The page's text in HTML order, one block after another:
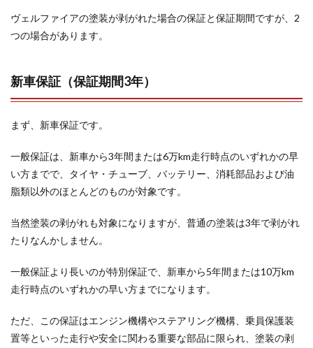
ヴェルファイアの塗装が剥がれた場合の保証と保証期間ですが、2
つの場合があります。
新車保証（保証期間3年）
まず、新車保証です。
一般保証は、新車から3年間または6万km走行時点のいずれかの早
い方までで、タイヤ・チューブ、バッテリー、消耗部品および油
脂類以外のほとんどのものが対象です。
当然塗装の剥がれも対象になりますが、普通の塗装は3年で剥がれ
たりなんかしません。
一般保証より長いのが特別保証で、新車から5年間または10万km
走行時点のいずれかの早い方までになります。
ただ、この保証はエンジン機構やステアリング機構、乗員保護装
置等といった走行や安全に関わる重要な部品に限られ、塗装の剥